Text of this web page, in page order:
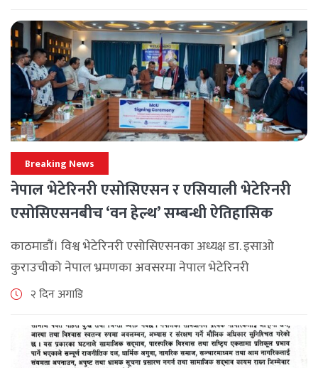
Breaking News
नेपाल भेटेरिनरी एसोसिएसन र एसियाली भेटेरिनरी
एसोसिएसनबीच ‘वन हेल्थ’ सम्बन्धी ऐतिहासिक
समझदारी
काठमाडौं। विश्व भेटेरिनरी एसोसिएसनका अध्यक्ष डा. इसाओ
कुराउचीको नेपाल भ्रमणका अवसरमा नेपाल भेटेरिनरी
एसोसिएसनले अन्तर्राष्ट्रिय सहकार्यलाई नयाँ उचाइमा पुर्‍याउँदै
जनाएको छ। भ्रमणका क्रममा विश्व [...]
२ दिन अगाडि